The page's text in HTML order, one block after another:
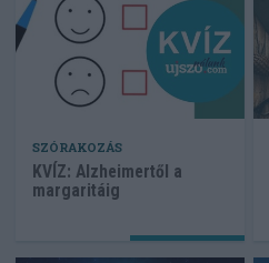
SZÓRAKOZÁS
KVÍZ: Alzheimertől a
margaritáig